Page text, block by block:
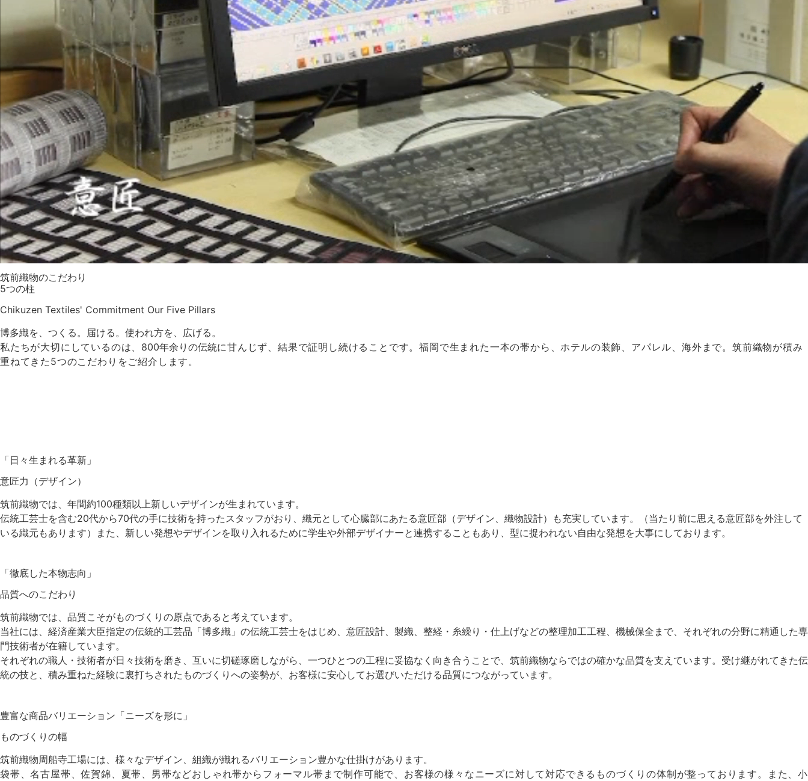
筑前織物のこだわり
5つの柱
Chikuzen Textiles' Commitment Our Five Pillars
博多織を、つくる。届ける。使われ方を、広げる。
私たちが大切にしているのは、 800年余りの伝統に甘んじず、結果で証明し続けることです。福岡で生まれた一本の帯から、ホテルの装飾、アパレル、海外まで。筑前織物が積み
重ねてきた5つのこだわりをご紹介します。
「日々生まれる革新」
意匠力（デザイン）
筑前織物では、年間約100種類以上新しいデザインが生まれています。
伝統工芸士を含む20代から70代の手に技術を持ったスタッフがおり、織元として心臓部にあたる意匠部（デザイン、織物設計）も充実しています。（当たり前に思える意匠部を外注して
いる織元もあります）また、新しい発想やデザインを取り入れるために学生や外部デザイナーと連携することもあり、型に捉われない自由な発想を大事にしております。
「徹底した本物志向」
品質へのこだわり
筑前織物では、品質こそがものづくりの原点であると考えています。
当社には、経済産業大臣指定の伝統的工芸品「博多織」の伝統工芸士をはじめ、意匠設計、製織、整経・糸繰り・仕上げなどの整理加工工程、機械保全まで、それぞれの分野に精通した専
門技術者が在籍しています。
それぞれの職人・技術者が日々技術を磨き、互いに切磋琢磨しながら、一つひとつの工程に妥協なく向き合うことで、筑前織物ならではの確かな品質を支えています。受け継がれてきた伝
統の技と、積み重ねた経験に裏打ちされたものづくりへの姿勢が、お客様に安心してお選びいただける品質につながっています。
豊富な商品バリエーション「ニーズを形に」
ものづくりの幅
筑前織物周船寺工場には、様々なデザイン、組織が織れるバリエーション豊かな仕掛けがあります。
袋帯、名古屋帯、佐賀錦、夏帯、男帯などおしゃれ帯からフォーマル帯まで制作可能で、お客様の様々なニーズに対して対応できるものづくりの体制が整っております。また、小